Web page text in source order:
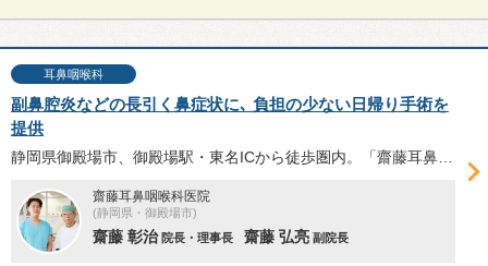
耳鼻咽喉科
副鼻腔炎などの長引く鼻症状に､ 負担の少ない日帰り手術を
提供
齋藤耳鼻咽喉科医院
(静岡県・御殿場市)
齋藤 彰治 院長・理事長 齋藤 弘亮 副院長